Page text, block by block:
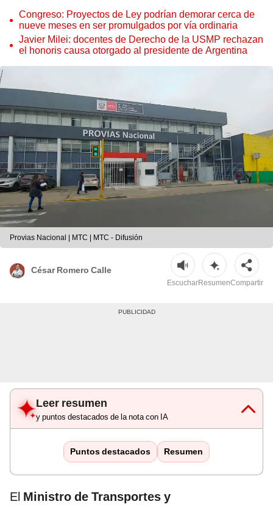
Congreso: Proyectos de Ley podrían demorar cerca de
nueve meses en ser promulgados por vía ordinaria
Javier Milei: docentes de Derecho de la USMP rechazan
el honoris causa otorgado al presidente de Argentina
Provias Nacional | MTC | MTC - Difusión
César Romero Calle
EscucharResumenCompartir
Leer resumen
y puntos destacados de la nota con IA
Puntos destacados Resumen
El Ministro de Transportes y